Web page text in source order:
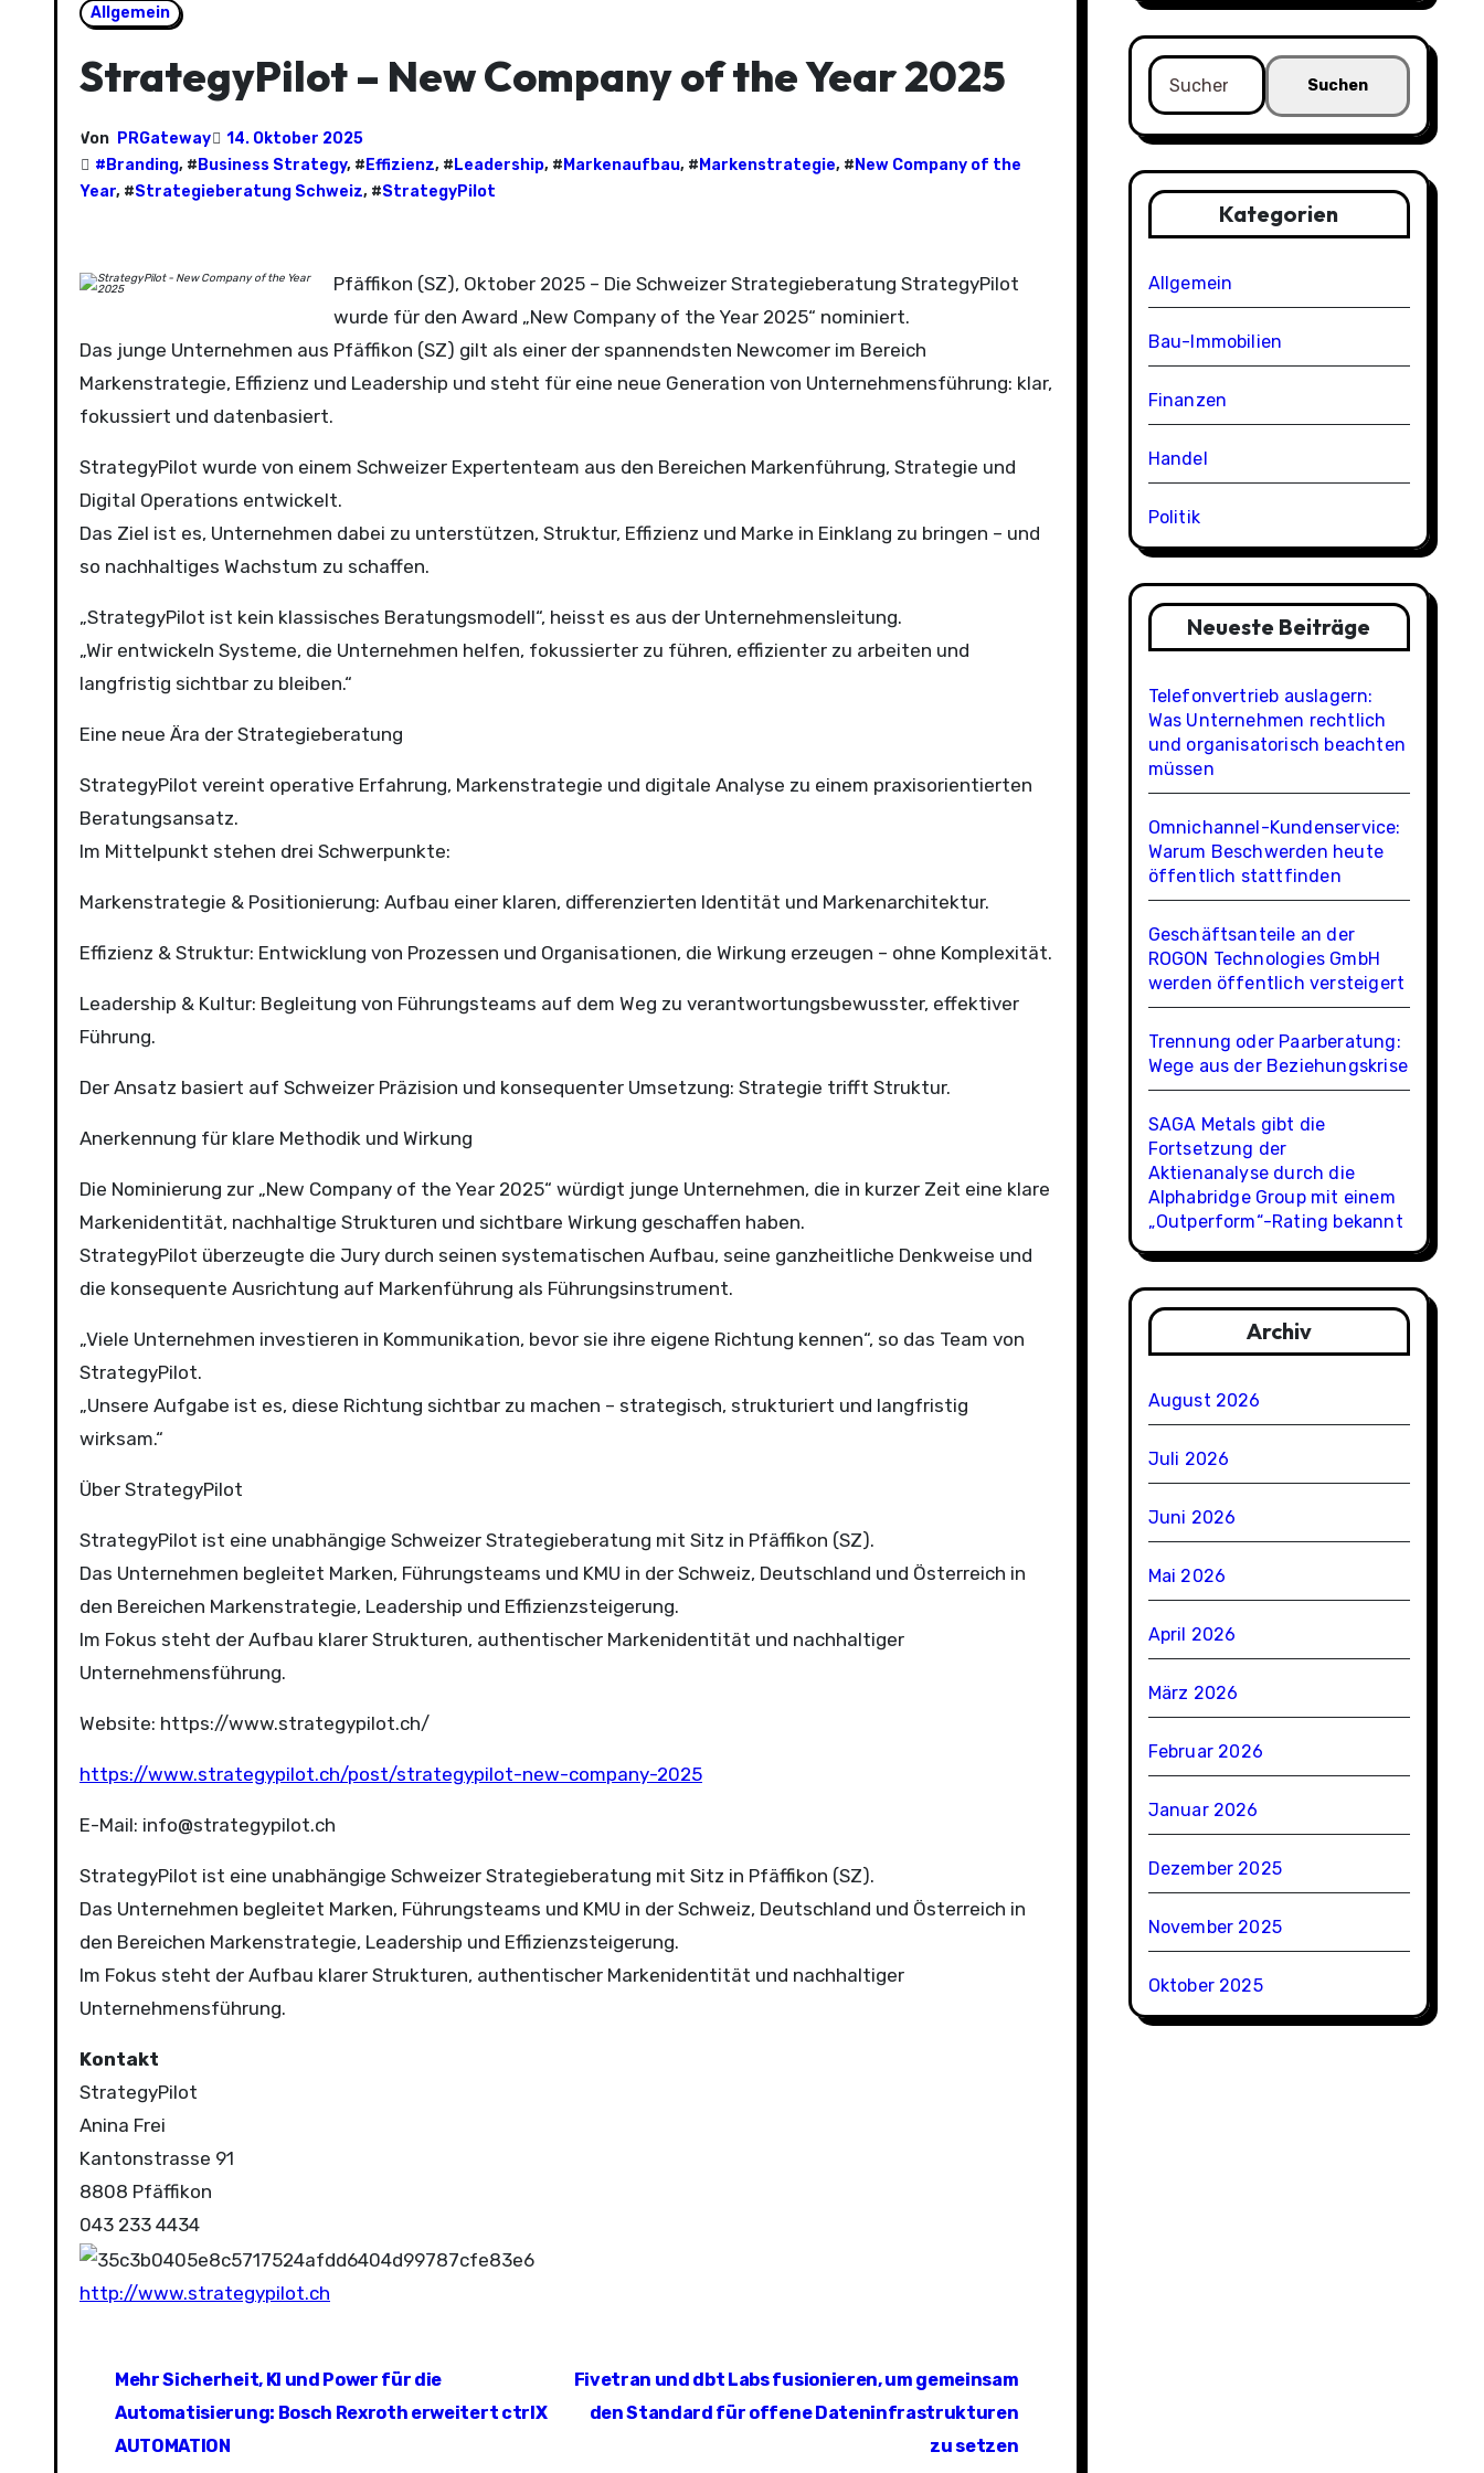
Allgemein
StrategyPilot – New Company of the Year 2025
Von PRGateway
14. Oktober 2025
# Branding, # Business Strategy, # Effizienz, # Leadership, # Markenaufbau, # Markenstrategie, # New Company of the
Year, #Strategieberatung Schweiz, #StrategyPilot
Pfäffikon (SZ), Oktober 2025 – Die Schweizer Strategieberatung StrategyPilot
wurde für den Award „New Company of the Year 2025“ nominiert.
Das junge Unternehmen aus Pfäffikon (SZ) gilt als einer der spannendsten Newcomer im Bereich
Markenstrategie, Effizienz und Leadership und steht für eine neue Generation von Unternehmensführung: klar,
fokussiert und datenbasiert.
StrategyPilot wurde von einem Schweizer Expertenteam aus den Bereichen Markenführung, Strategie und
Digital Operations entwickelt.
Das Ziel ist es, Unternehmen dabei zu unterstützen, Struktur, Effizienz und Marke in Einklang zu bringen – und
so nachhaltiges Wachstum zu schaffen.
„StrategyPilot ist kein klassisches Beratungsmodell“, heisst es aus der Unternehmensleitung.
„Wir entwickeln Systeme, die Unternehmen helfen, fokussierter zu führen, effizienter zu arbeiten und
langfristig sichtbar zu bleiben.“
Eine neue Ära der Strategieberatung
StrategyPilot vereint operative Erfahrung, Markenstrategie und digitale Analyse zu einem praxisorientierten
Beratungsansatz.
Im Mittelpunkt stehen drei Schwerpunkte:
Markenstrategie & Positionierung: Aufbau einer klaren, differenzierten Identität und Markenarchitektur.
Effizienz & Struktur: Entwicklung von Prozessen und Organisationen, die Wirkung erzeugen – ohne Komplexität.
Leadership & Kultur: Begleitung von Führungsteams auf dem Weg zu verantwortungsbewusster, effektiver
Führung.
Der Ansatz basiert auf Schweizer Präzision und konsequenter Umsetzung: Strategie trifft Struktur.
Anerkennung für klare Methodik und Wirkung
Die Nominierung zur „New Company of the Year 2025“ würdigt junge Unternehmen, die in kurzer Zeit eine klare
Markenidentität, nachhaltige Strukturen und sichtbare Wirkung geschaffen haben.
StrategyPilot überzeugte die Jury durch seinen systematischen Aufbau, seine ganzheitliche Denkweise und
die konsequente Ausrichtung auf Markenführung als Führungsinstrument.
„Viele Unternehmen investieren in Kommunikation, bevor sie ihre eigene Richtung kennen“, so das Team von
StrategyPilot.
„Unsere Aufgabe ist es, diese Richtung sichtbar zu machen – strategisch, strukturiert und langfristig
wirksam.“
Über StrategyPilot
StrategyPilot ist eine unabhängige Schweizer Strategieberatung mit Sitz in Pfäffikon (SZ).
Das Unternehmen begleitet Marken, Führungsteams und KMU in der Schweiz, Deutschland und Österreich in
den Bereichen Markenstrategie, Leadership und Effizienzsteigerung.
Im Fokus steht der Aufbau klarer Strukturen, authentischer Markenidentität und nachhaltiger
Unternehmensführung.
Website: https://www.strategypilot.ch/
https://www.strategypilot.ch/post/strategypilot-new-company-2025
E-Mail: info@strategypilot.ch
StrategyPilot ist eine unabhängige Schweizer Strategieberatung mit Sitz in Pfäffikon (SZ).
Das Unternehmen begleitet Marken, Führungsteams und KMU in der Schweiz, Deutschland und Österreich in
den Bereichen Markenstrategie, Leadership und Effizienzsteigerung.
Im Fokus steht der Aufbau klarer Strukturen, authentischer Markenidentität und nachhaltiger
Unternehmensführung.
Kontakt
StrategyPilot
Anina Frei
Kantonstrasse 91
8808 Pfäffikon
043 233 4434
http://www.strategypilot.ch
Mehr Sicherheit, KI und Power für die
Automatisierung: Bosch Rexroth erweitert ctrlX
AUTOMATION
Fivetran und dbt Labs fusionieren, um gemeinsam
den Standard für offene Dateninfrastrukturen
zu setzen
Suchen
nach:
Kategorien
Allgemein
Bau-Immobilien
Finanzen
Handel
Politik
Neueste Beiträge
Telefonvertrieb auslagern:
Was Unternehmen rechtlich
und organisatorisch beachten
müssen
Omnichannel-Kundenservice:
Warum Beschwerden heute
öffentlich stattfinden
Geschäftsanteile an der
ROGON Technologies GmbH
werden öffentlich versteigert
Trennung oder Paarberatung:
Wege aus der Beziehungskrise
SAGA Metals gibt die
Fortsetzung der
Aktienanalyse durch die
Alphabridge Group mit einem
„Outperform“-Rating bekannt
Archiv
August 2026
Juli 2026
Juni 2026
Mai 2026
April 2026
März 2026
Februar 2026
Januar 2026
Dezember 2025
November 2025
Oktober 2025